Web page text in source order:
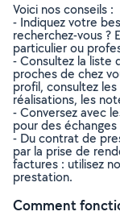
Voici nos conseils :
- Indiquez votre
recherchez-vous ?
particulier ou
- Consultez la liste
proches de chez
profil, consultez
réalisations, les
- Conversez avec
pour des
- Du contrat de
par la prise de
factures : utilisez
prestation.
Comment